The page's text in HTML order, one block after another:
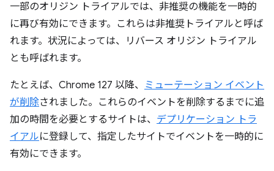
一部のオリジン トライアルでは、非推奨の機能を一時的
に再び有効にできます。これらは非推奨トライアルと呼ば
れます。 状況によっては、リバース オリジン トライアル
とも呼ばれます。
たとえば、Chrome 127 以降、 ミューテーション イベント
が削除されました。これらのイベントを削除するまでに追
加の時間を必要とするサイトは、 デプリケーション トラ
イアルに登録して、指定したサイトでイベントを一時的に
有効にできます。